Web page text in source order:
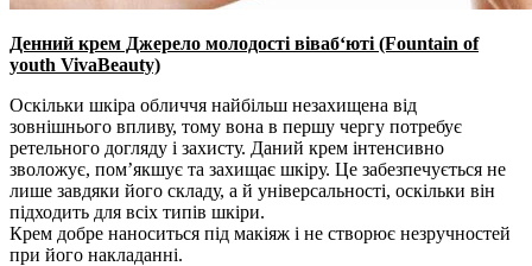
Денний крем Джерело молодості віваб‘юті (Fountain of
youth VivaBeauty)
Оскільки шкіра обличчя найбільш незахищена від
зовнішнього впливу, тому вона в першу чергу потребує
ретельного догляду і захисту. Даний крем інтенсивно
зволожує, пом’якшує та захищає шкіру. Це забезпечується не
лише завдяки його складу, а й універсальності, оскільки він
підходить для всіх типів шкіри.
Крем добре наноситься під макіяж і не створює незручностей
при його накладанні.